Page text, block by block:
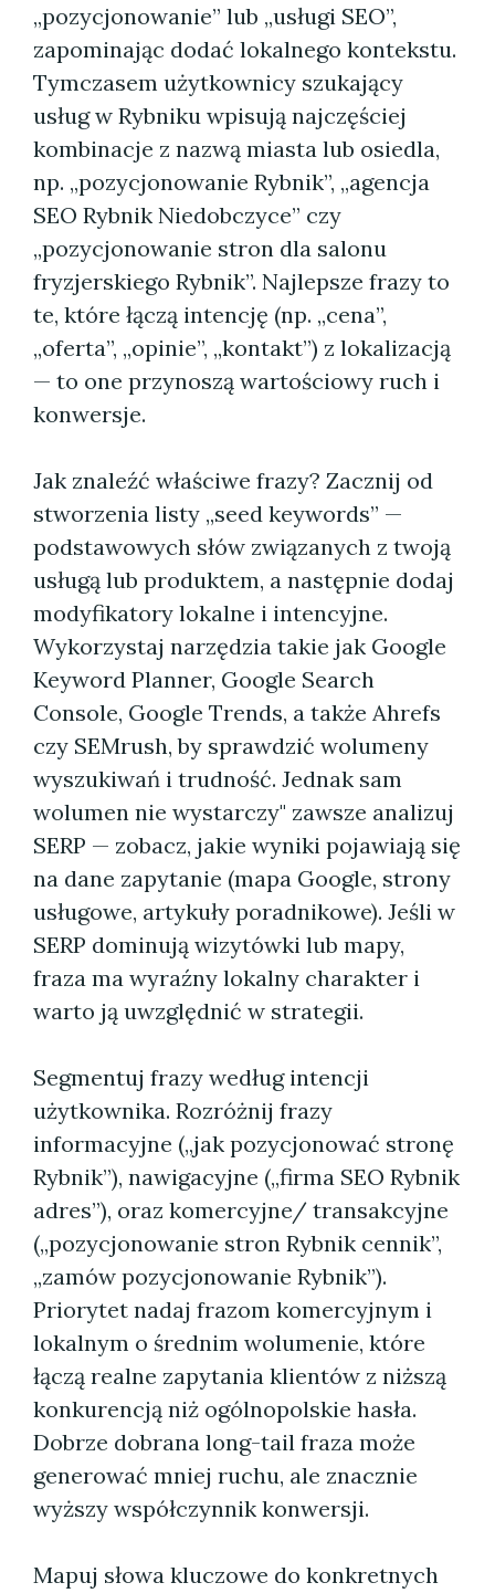
„pozycjonowanie” lub „usługi SEO”,
zapominając dodać lokalnego kontekstu.
Tymczasem użytkownicy szukający
usług w Rybniku wpisują najczęściej
kombinacje z nazwą miasta lub osiedla,
np. „pozycjonowanie Rybnik”, „agencja
SEO Rybnik Niedobczyce” czy
„pozycjonowanie stron dla salonu
fryzjerskiego Rybnik”. Najlepsze frazy to
te, które łączą intencję (np. „cena”,
„oferta”, „opinie”, „kontakt”) z lokalizacją
— to one przynoszą wartościowy ruch i
konwersje.
Jak znaleźć właściwe frazy? Zacznij od
stworzenia listy „seed keywords” —
podstawowych słów związanych z twoją
usługą lub produktem, a następnie dodaj
modyfikatory lokalne i intencyjne.
Wykorzystaj narzędzia takie jak Google
Keyword Planner, Google Search
Console, Google Trends, a także Ahrefs
czy SEMrush, by sprawdzić wolumeny
wyszukiwań i trudność. Jednak sam
wolumen nie wystarczy" zawsze analizuj
SERP — zobacz, jakie wyniki pojawiają się
na dane zapytanie (mapa Google, strony
usługowe, artykuły poradnikowe). Jeśli w
SERP dominują wizytówki lub mapy,
fraza ma wyraźny lokalny charakter i
warto ją uwzględnić w strategii.
Segmentuj frazy według intencji
użytkownika. Rozróżnij frazy
informacyjne („jak pozycjonować stronę
Rybnik”), nawigacyjne („firma SEO Rybnik
adres”), oraz komercyjne/ transakcyjne
(„pozycjonowanie stron Rybnik cennik”,
„zamów pozycjonowanie Rybnik”).
Priorytet nadaj frazom komercyjnym i
lokalnym o średnim wolumenie, które
łączą realne zapytania klientów z niższą
konkurencją niż ogólnopolskie hasła.
Dobrze dobrana long-tail fraza może
generować mniej ruchu, ale znacznie
wyższy współczynnik konwersji.
Mapuj słowa kluczowe do konkretnych